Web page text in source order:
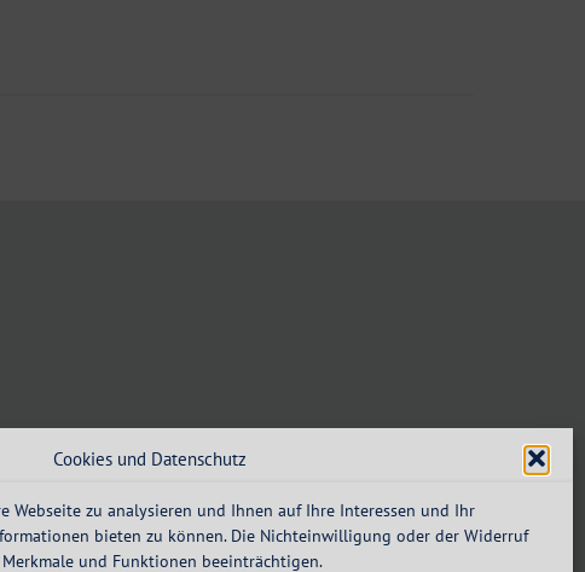
Cookies und Datenschutz
Webseite zu analysieren und Ihnen auf Ihre Interessen und Ihr
bieten zu können. Die Nichteinwilligung oder der Widerruf
und Funktionen beeinträchtigen.